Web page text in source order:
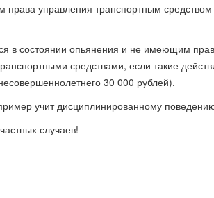
управления транспортным средством
в состоянии опьянения и не имеющим
средствами, если такие
30 000 рублей).
учит дисциплинированному
случаев!